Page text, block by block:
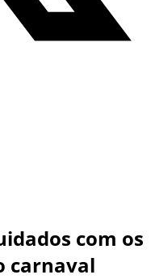
com os
carnaval